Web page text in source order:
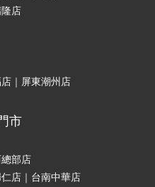
店
｜屏東潮州店
市
部店
店｜台南中華店